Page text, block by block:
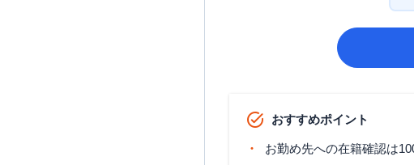
おすすめポイント
お勤め先への在籍確認は